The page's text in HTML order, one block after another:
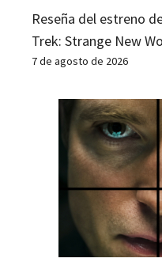
Reseña del estreno
Trek: Strange New
7 de agosto de 2026